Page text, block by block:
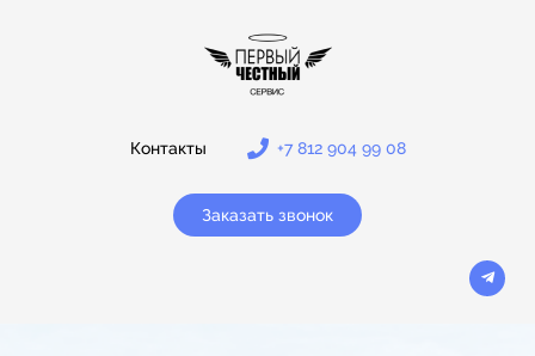
Контакты +7 812 904 99 08
Заказать звонок